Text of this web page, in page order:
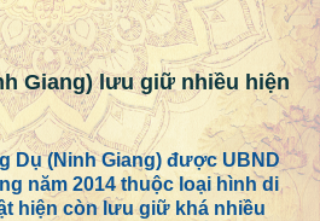
Giang) lưu giữ nhiều hiện
Dụ (Ninh Giang) được UBND
năm 2014 thuộc loại hình di
hiện còn lưu giữ khá nhiều